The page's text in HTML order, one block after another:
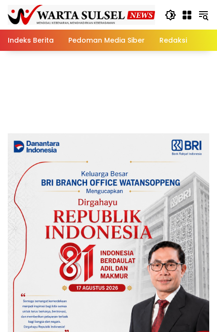
content
Indeks Berita
Pedoman Media Siber Redaksi